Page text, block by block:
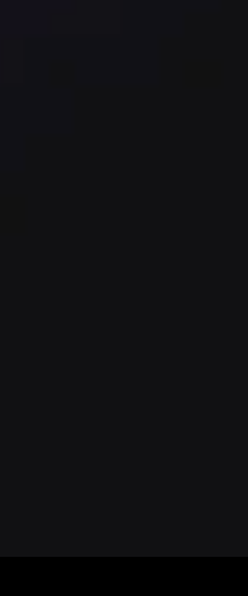
指示辦理
- 主辦單位
- 退票規
官網
飲料、玻
券，請妥
若發生偽
視同無異
無